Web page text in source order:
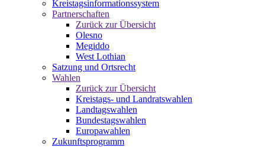
Kreistagsinformationssystem
Partnerschaften
Zurück zur Übersicht
Olesno
Megiddo
West Lothian
Satzung und Ortsrecht
Wahlen
Zurück zur Übersicht
Kreistags- und Landratswahlen
Landtagswahlen
Bundestagswahlen
Europawahlen
Zukunftsprogramm